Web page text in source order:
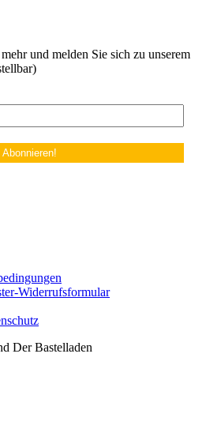
und melden Sie sich zu unserem
Widerrufsformular
Der Bastelladen